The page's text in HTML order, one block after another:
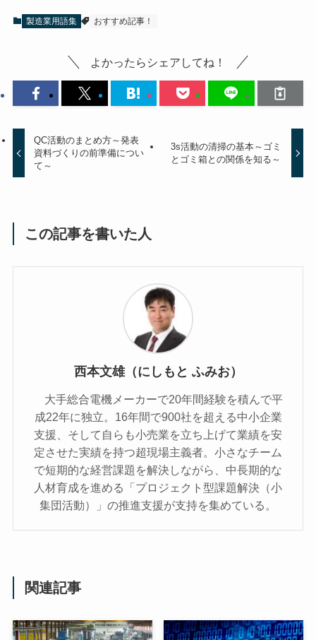
製造業用語集 おすすめ記事！
よかったらシェアしてね！
QC活動のまとめ方～発表
資料づくりの前準備につい
て～
3s活動の清掃の基本～ゴミ
とゴミ箱との関係を知る～
この記事を書いた人
西本文雄（にしもと ふみお）
大手総合電機メーカーで20年間経験を積んで平
成22年に独立。16年間で900社を超える中小企業
支援、そして自らも小売業を立ち上げて業績を安
定させた実績を持つ超現場主義者。小さなチーム
で短期的な経営課題を解決しながら、中長期的な
人材育成を進める「プロジェクト型課題解決（小
集団活動）」の推進支援が支持を集めている。
関連記事